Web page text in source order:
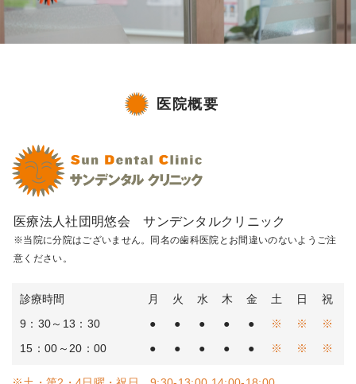
医院概要
医療法人社団明悠会 サンデンタルクリニック
※当院に分院はございません。同名の歯科医院とお間違いのないようご注
意ください。
診療時間 月 火 水 木 金 土 日
祝
9：30～13：30
● ● ● ● ● ※ ※
※
15：00～20：00
● ● ● ● ● ※ ※ ※